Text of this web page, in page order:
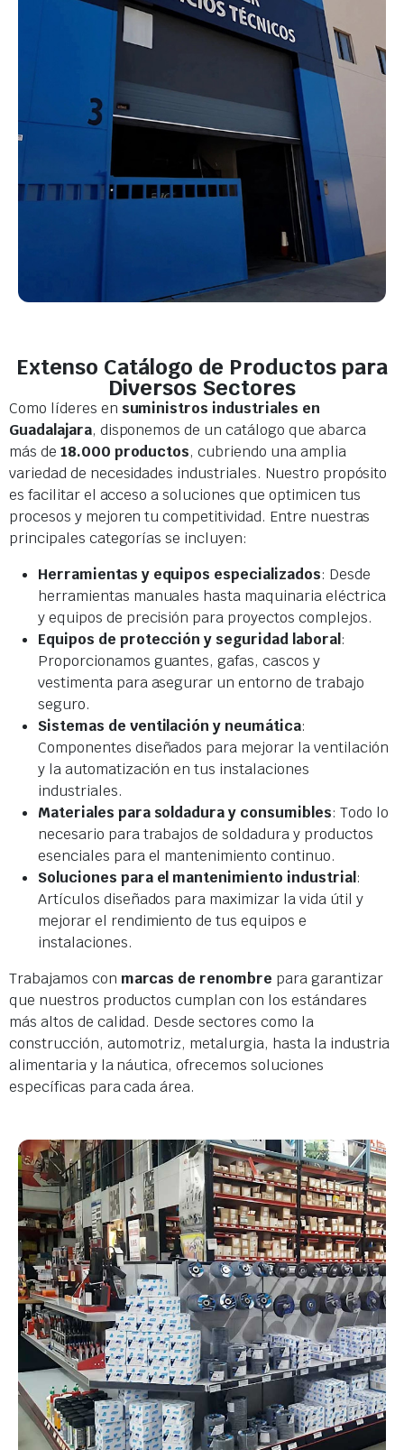
Extenso Catálogo de Productos para
Diversos Sectores
Como líderes en suministros industriales en
Guadalajara, disponemos de un catálogo que abarca
más de 18.000 productos, cubriendo una amplia
variedad de necesidades industriales. Nuestro propósito
es facilitar el acceso a soluciones que optimicen tus
procesos y mejoren tu competitividad. Entre nuestras
principales categorías se incluyen:
Herramientas y equipos especializados: Desde
herramientas manuales hasta maquinaria eléctrica
y equipos de precisión para proyectos complejos.
Equipos de protección y seguridad laboral:
Proporcionamos guantes, gafas, cascos y
vestimenta para asegurar un entorno de trabajo
seguro.
Sistemas de ventilación y neumática:
Componentes diseñados para mejorar la ventilación
y la automatización en tus instalaciones
industriales.
Materiales para soldadura y consumibles: Todo lo
necesario para trabajos de soldadura y productos
esenciales para el mantenimiento continuo.
Soluciones para el mantenimiento industrial:
Artículos diseñados para maximizar la vida útil y
mejorar el rendimiento de tus equipos e
instalaciones.
Trabajamos con marcas de renombre para garantizar
que nuestros productos cumplan con los estándares
más altos de calidad. Desde sectores como la
construcción, automotriz, metalurgia, hasta la industria
alimentaria y la náutica, ofrecemos soluciones
específicas para cada área.